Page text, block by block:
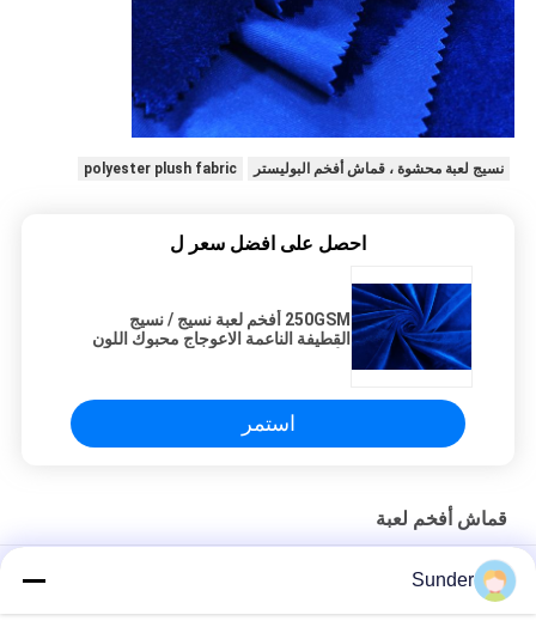
نسيج لعبة محشوة ، قماش أفخم البوليستر polyester plush fabric
احصل على افضل سعر ل
250GSM أفخم لعبة نسيج / نسيج
القطيفة الناعمة الاعوجاج محبوك اللون
استمر
قماش أفخم لعبة
340GSM 100٪ بوليستر مخمل قماش دائرة حلقة صوف أزرق وأبيض
190GSM أفخم لعبة نسيج 100 ٪ البوليستر انفتل الحياكة الوردي 160
Sunder